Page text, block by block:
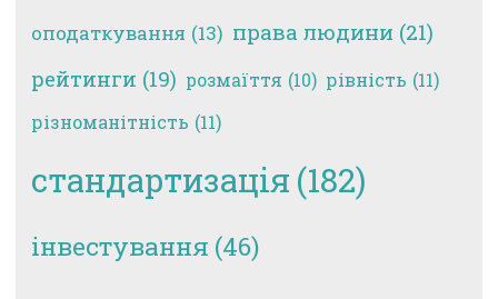
оподаткування (13) права людини (21)
рейтинги (19) розмаїття (10) рівність (11)
різноманітність (11)
стандартизація (182)
інвестування (46)